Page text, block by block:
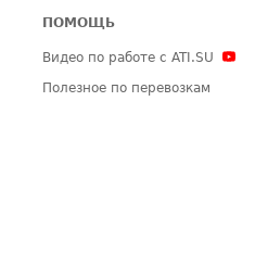
ПОМОЩЬ
Видео по работе с ATI.SU
Полезное по перевозкам